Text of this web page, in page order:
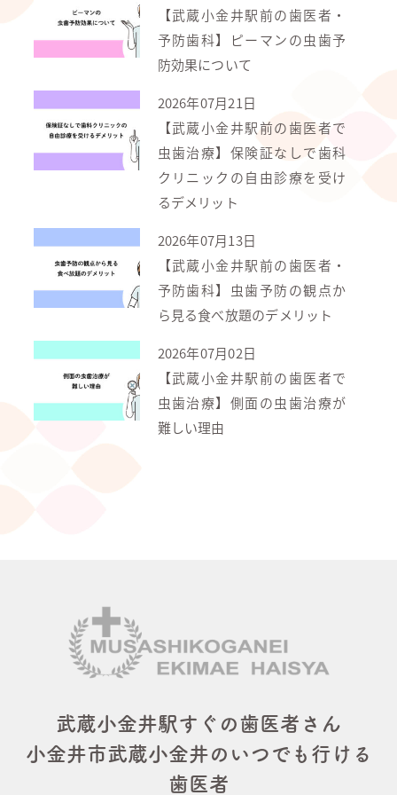
【武蔵小金井駅前の歯医者・
予防歯科】ピーマンの虫歯予
防効果について
2026年07月21日
【武蔵小金井駅前の歯医者で
虫歯治療】保険証なしで歯科
クリニックの自由診療を受け
るデメリット
2026年07月13日
【武蔵小金井駅前の歯医者・
予防歯科】虫歯予防の観点か
ら見る食べ放題のデメリット
2026年07月02日
【武蔵小金井駅前の歯医者で
虫歯治療】側面の虫歯治療が
難しい理由
武蔵小金井駅すぐの歯医者さん
小金井市武蔵小金井のいつでも行ける
歯医者